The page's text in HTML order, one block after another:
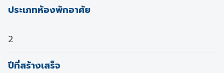
ประเภทห้องพักอาศัย
2
ปีที่สร้างเสร็จ